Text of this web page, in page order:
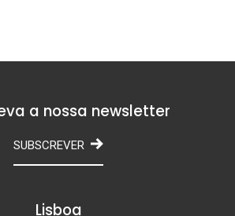
a nossa newsletter
SUBSCREVER
Lisboa